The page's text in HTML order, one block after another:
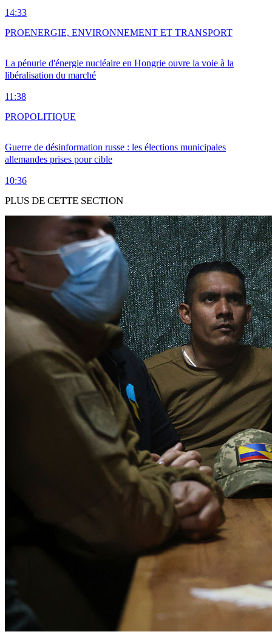
14:33
La pénurie d'énergie nucléaire en Hongrie ouvre la voie à la
libéralisation du marché
11:38
PROENERGIE, ENVIRONNEMENT ET TRANSPORT
Guerre de désinformation russe : les élections municipales
allemandes prises pour cible
10:36
PROPOLITIQUE
PLUS DE CETTE SECTION